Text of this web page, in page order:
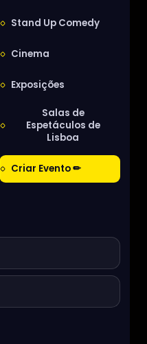
Stand Up Comedy
Cinema
Exposições
Salas de
Espetáculos de
Lisboa
Criar Evento ✏